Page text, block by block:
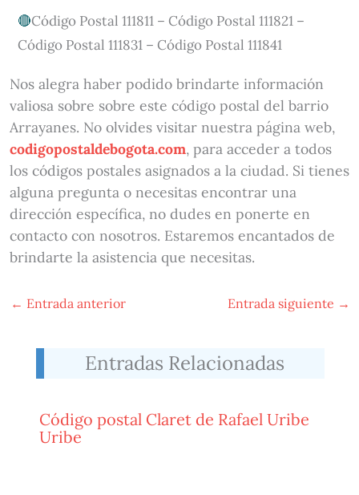
Código Postal 111811 – Código Postal 111821 –
Código Postal 111831 – Código Postal 111841
Nos alegra haber podido brindarte información
valiosa sobre sobre este código postal del barrio
Arrayanes. No olvides visitar nuestra página web,
codigopostaldebogota.com, para acceder a todos
los códigos postales asignados a la ciudad. Si tienes
alguna pregunta o necesitas encontrar una
dirección específica, no dudes en ponerte en
contacto con nosotros. Estaremos encantados de
brindarte la asistencia que necesitas.
← Entrada anterior Entrada siguiente →
Entradas Relacionadas
Código postal Claret de Rafael Uribe
Uribe